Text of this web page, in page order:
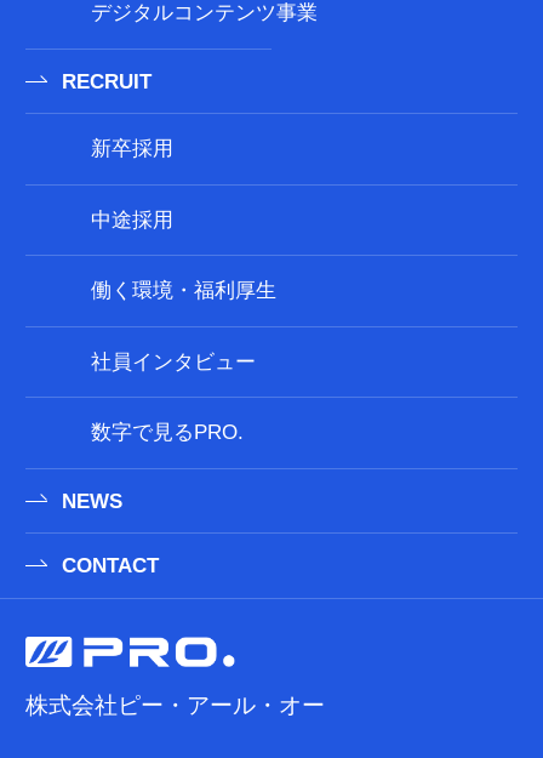
デジタルコンテンツ事業
RECRUIT
新卒採用
中途採用
働く環境・福利厚生
社員インタビュー
数字で見るPRO.
NEWS
CONTACT
株式会社ピー・アール・オー